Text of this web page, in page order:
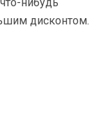
дисконтом.